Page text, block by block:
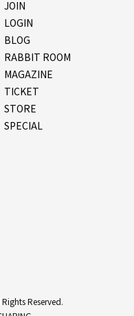
JOIN
LOGIN
BLOG
RABBIT ROOM
MAGAZINE
TICKET
STORE
SPECIAL
Rights Reserved.